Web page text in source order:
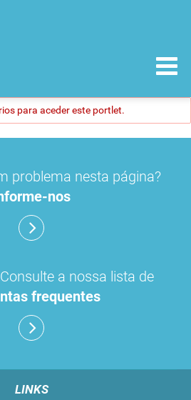
para aceder este portlet.
problema nesta página?
nos
Consulte a nossa lista de
frequentes
LINKS